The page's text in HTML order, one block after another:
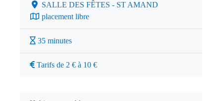
SALLE DES FÊTES - ST AMAND
placement libre
35 minutes
Tarifs de 2 € à 10 €